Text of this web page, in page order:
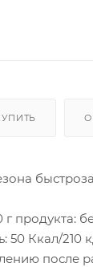
продукта:
50 Ккал/210
после